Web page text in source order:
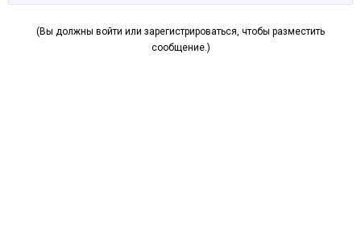
(Вы должны войти или зарегистрироваться, чтобы разместить
сообщение.)